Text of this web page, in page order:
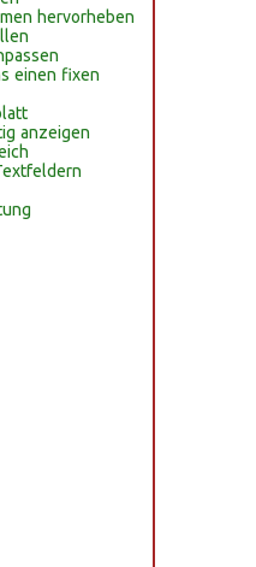
hervorheben
einen fixen
anzeigen